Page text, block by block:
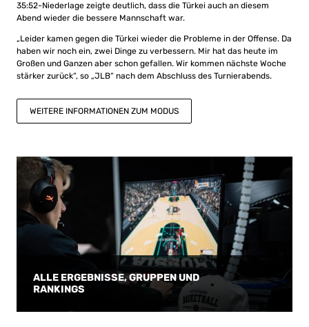
35:52-Niederlage zeigte deutlich, dass die Türkei auch an diesem
Abend wieder die bessere Mannschaft war.
„Leider kamen gegen die Türkei wieder die Probleme in der Offense. Da
haben wir noch ein, zwei Dinge zu verbessern. Mir hat das heute im
Großen und Ganzen aber schon gefallen. Wir kommen nächste Woche
stärker zurück“, so „JLB“ nach dem Abschluss des Turnierabends.
WEITERE INFORMATIONEN ZUM MODUS
ALLE ERGEBNISSE, GRUPPEN UND
RANKINGS